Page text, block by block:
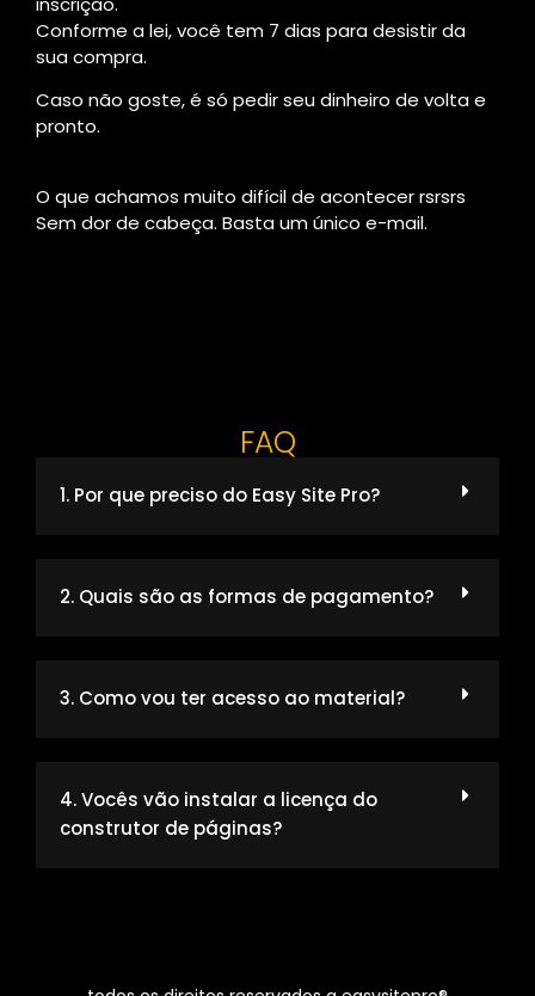
Conforme a lei, você tem 7 dias para desistir da
sua compra.
Caso não goste, é só pedir seu dinheiro de volta e
pronto.
O que achamos muito difícil de acontecer rsrsrs
Sem dor de cabeça. Basta um único e-mail.
FAQ
1. Por que preciso do Easy Site Pro?
2. Quais são as formas de pagamento?
3. Como vou ter acesso ao material?
4. Vocês vão instalar a licença do
construtor de páginas?